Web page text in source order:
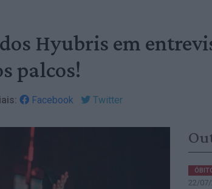
Hyubris em
palcos!
Facebook Twitter
22/07/